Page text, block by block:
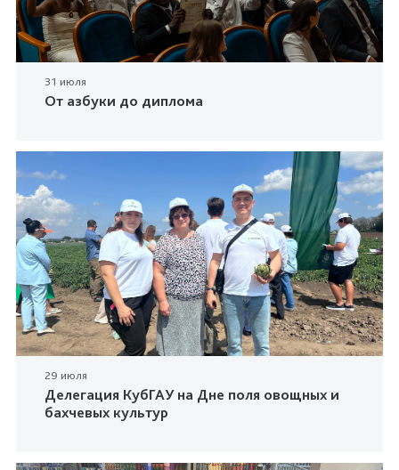
31 июля
От азбуки до диплома
29 июля
Делегация КубГАУ на Дне поля овощных и
бахчевых культур